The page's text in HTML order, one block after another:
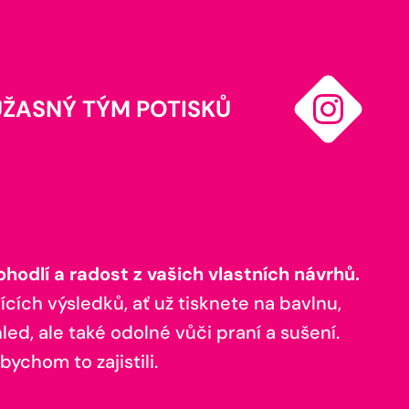
TÝM POTISKŮ
a radost z vašich vlastních návrhů.
výsledků, ať už tisknete na bavlnu,
ale také odolné vůči praní a sušení.
to zajistili.